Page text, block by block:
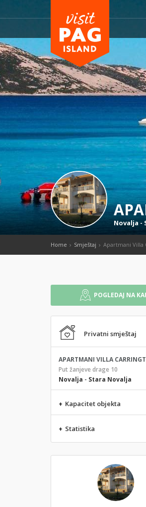
Novalja -
Home Smještaj Apartmani Villa
POGLEDAJ NA
Privatni smještaj
APARTMANI VILLA
Put žanjeve drage 10
Novalja - Stara Novalja
+ Kapacitet objekta
+ Statistika